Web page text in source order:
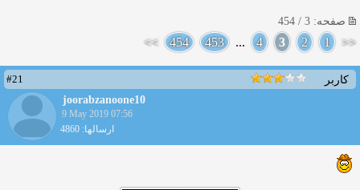
صفحه: 3 / 454
<<
1
2
3
4
...
453
454
>>
کاربر
#21
joorabzanoone10
9 May 2019 07:56
ارسالها: 4860